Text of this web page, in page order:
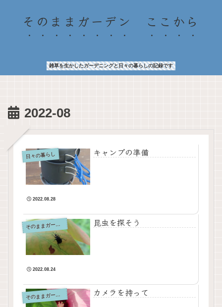
そのままガーデン ここから
雑草を生かしたガーデニングと日々の暮らしの記録です
2022-08
日々の暮らし キャンプの準備
2022.08.28
そ
のままガーデン 昆虫を探そう
2022.08.24
そ
のままガーデン カメラを持って